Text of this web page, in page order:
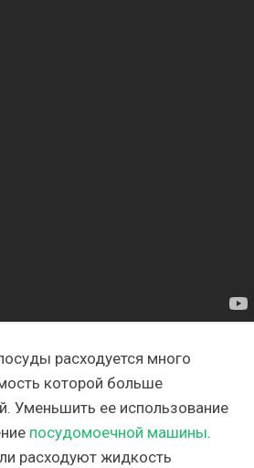
расходуется много
которой больше
Уменьшить ее использование
посудомоечной машины.
расходуют жидкость